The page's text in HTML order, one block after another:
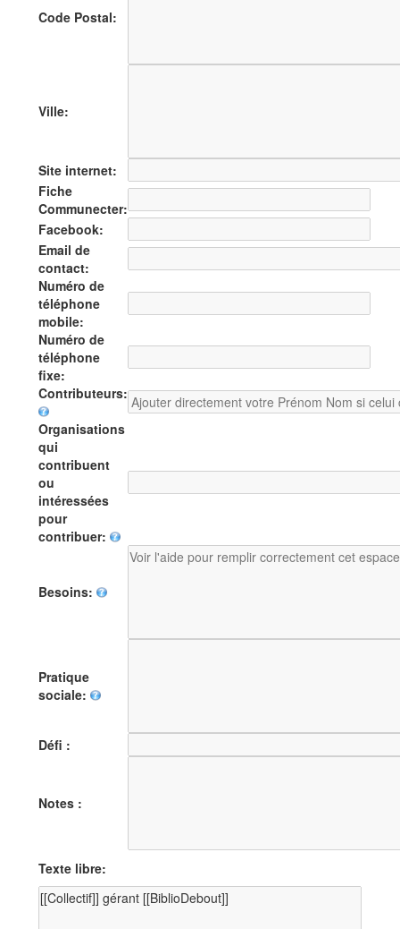
Code Postal:
Ville:
Site internet:
Fiche
Communecter:
Facebook:
Email de
contact:
Numéro de
téléphone
mobile:
Numéro de
téléphone
fixe:
Contributeurs:
Organisations
qui
contribuent
ou
intéressées
pour
contribuer:
Besoins:
Pratique
sociale:
Défi :
Notes :
Texte libre: